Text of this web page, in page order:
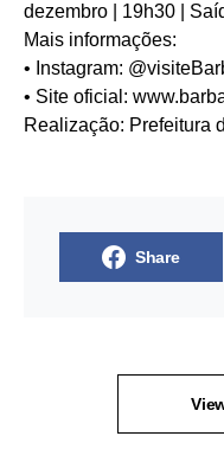
dezembro | 19h30 |
Mais informações:
• Instagram:
• Site oficial:
Realização: Prefeitura
Share